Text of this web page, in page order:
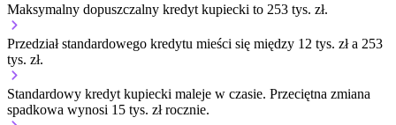
Maksymalny dopuszczalny kredyt kupiecki to 253 tys. zł.
Przedział standardowego kredytu mieści się między 12 tys. zł a 253
tys. zł.
Standardowy kredyt kupiecki maleje w czasie. Przeciętna zmiana
spadkowa wynosi 15 tys. zł rocznie.